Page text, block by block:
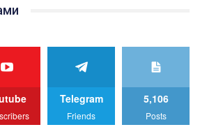
programme for the development of
and ask to help us implement our plan
press "Like" below the video.
ролик от команды "Гей-альянс
Telegram
Friends
5,106
Posts